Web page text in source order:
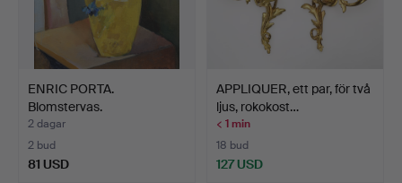
ENRIC PORTA.
Blomstervas.
2 dagar
2 bud
81 USD
APPLIQUER, ett par, för två
ljus, rokokost…
< 1 min
18 bud
127 USD